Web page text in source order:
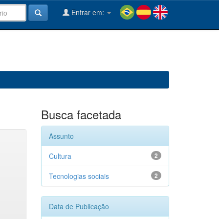
Entrar em:
Busca facetada
Assunto
2
Cultura
2
Tecnologias sociais
Data de Publicação